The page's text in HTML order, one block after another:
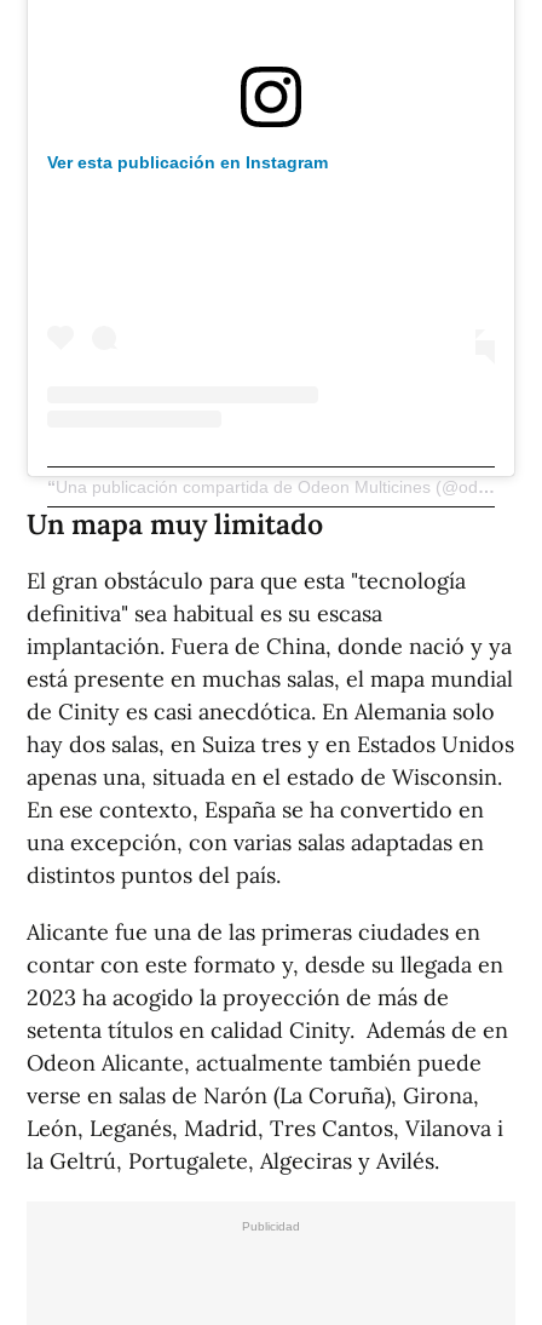
Ver esta publicación en Instagram
Una publicación compartida de Odeon Multicines (@odeon_multicines)
Un mapa muy limitado
El gran obstáculo para que esta "tecnología
definitiva" sea habitual es su escasa
implantación. Fuera de China, donde nació y ya
está presente en muchas salas, el mapa mundial
de Cinity es casi anecdótica. En Alemania solo
hay dos salas, en Suiza tres y en Estados Unidos
apenas una, situada en el estado de Wisconsin.
En ese contexto, España se ha convertido en
una excepción, con varias salas adaptadas en
distintos puntos del país.
Alicante fue una de las primeras ciudades en
contar con este formato y, desde su llegada en
2023 ha acogido la proyección de más de
setenta títulos en calidad Cinity. Además de en
Odeon Alicante, actualmente también puede
verse en salas de Narón (La Coruña), Girona,
León, Leganés, Madrid, Tres Cantos, Vilanova i
la Geltrú, Portugalete, Algeciras y Avilés.